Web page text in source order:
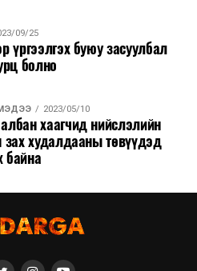
09/25
үргээлгэх буюу засуулбал
болно
2023/05/10
хаагчид нийслэлийн
зах худалдааны төвүүдэд